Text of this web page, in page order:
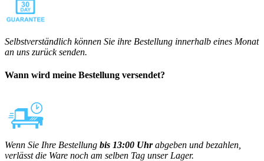
Selbstverständlich können Sie ihre Bestellung innerhalb eines Monat
an uns zurück senden.
Wann wird meine Bestellung versendet?
Wenn Sie Ihre Bestellung bis 13:00 Uhrabgeben und bezahlen,
verlässt die Ware noch am selben Tag unser Lager.